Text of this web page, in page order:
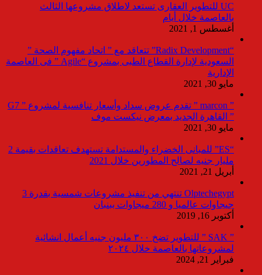
UC للتطوير العقارى تستعد لاطلاق مشروعها الثالث
بالعاصمة خلال أيام
أغسطس 1, 2021
“Radix Development” تتعاقد مع ” اتحاد مفهوم الصحة ”
السعودية لإدارة القطاع الطبى بمشروع “Agile ” فى العاصمة
الإدارية
مايو 30, 2021
” marcon ” تقدم عروض سداد وأسعار تنافسية لمشروع ” G7
” القاهرة الجديد بمعرض نيكست موف
مايو 30, 2021
“ES” للمبانى الخضراء والمستدامة تستهدف تعاقدات بقيمة 2
مليار جنيه لصالح المطورين خلال 2021
أبريل 21, 2021
Olptechegypt تنتهي من تنفيذ مشروعات شمسية بقدرة 3
جيجاوات عالميا و 280 ميجاوات ببنبان
أكتوبر 16, 2019
” SAK ” للتطوير تضخ ٣٠٠ مليون جنيه أعمال انشائية
لمشروعاتها بالعاصمة خلال ٢٠٢٤
فبراير 21, 2024